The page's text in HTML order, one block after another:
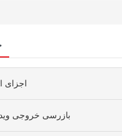
اجزای
بازرسی خروجی